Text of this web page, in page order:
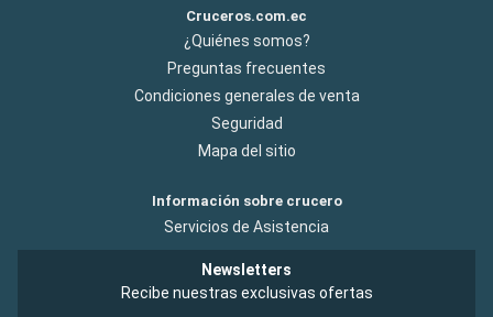
Cruceros.com.ec
¿Quiénes somos?
Preguntas frecuentes
Condiciones generales de venta
Seguridad
Mapa del sitio
Información sobre crucero
Servicios de Asistencia
Newsletters
Recibe nuestras exclusivas ofertas